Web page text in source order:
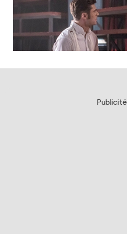
Publicité